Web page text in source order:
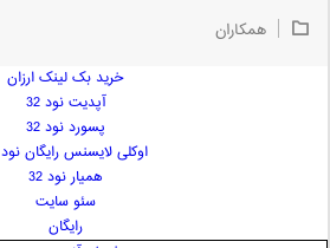
امیر علی
همکاران
خرید بک لینک ارزان
آپدیت نود 32
پسورد نود 32
اوکلی لایسنس رایگان نود 32
همیار نود 32
سئو سایت
رایگان